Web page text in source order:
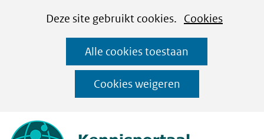
CookiesDeze site gebruikt cookies. Cookies
op
Alle cookies toestaan
Cookies weigeren
Ga
naar
de
inhoud